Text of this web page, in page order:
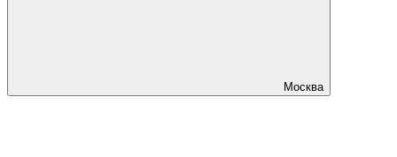
Москва